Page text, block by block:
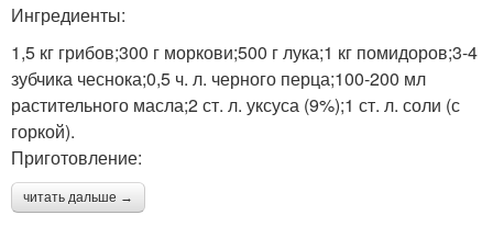
Ингредиенты:
1,5 кг грибов;300 г моркови;500 г лука;1 кг помидоров;3-4
зубчика чеснока;0,5 ч. л. черного перца;100-200 мл
растительного масла;2 ст. л. уксуса (9%);1 ст. л. соли (с
горкой).
Приготовление:
читать дальше →